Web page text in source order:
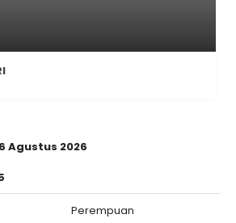
Agustus 2026
Perempuan